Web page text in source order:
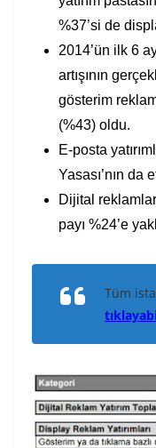
%37’si de
2014’ün ilk 6
artışının
gösterim
(%43) oldu.
E-posta
Yasası’nın da
Dijital
payı %24’e
Tüm